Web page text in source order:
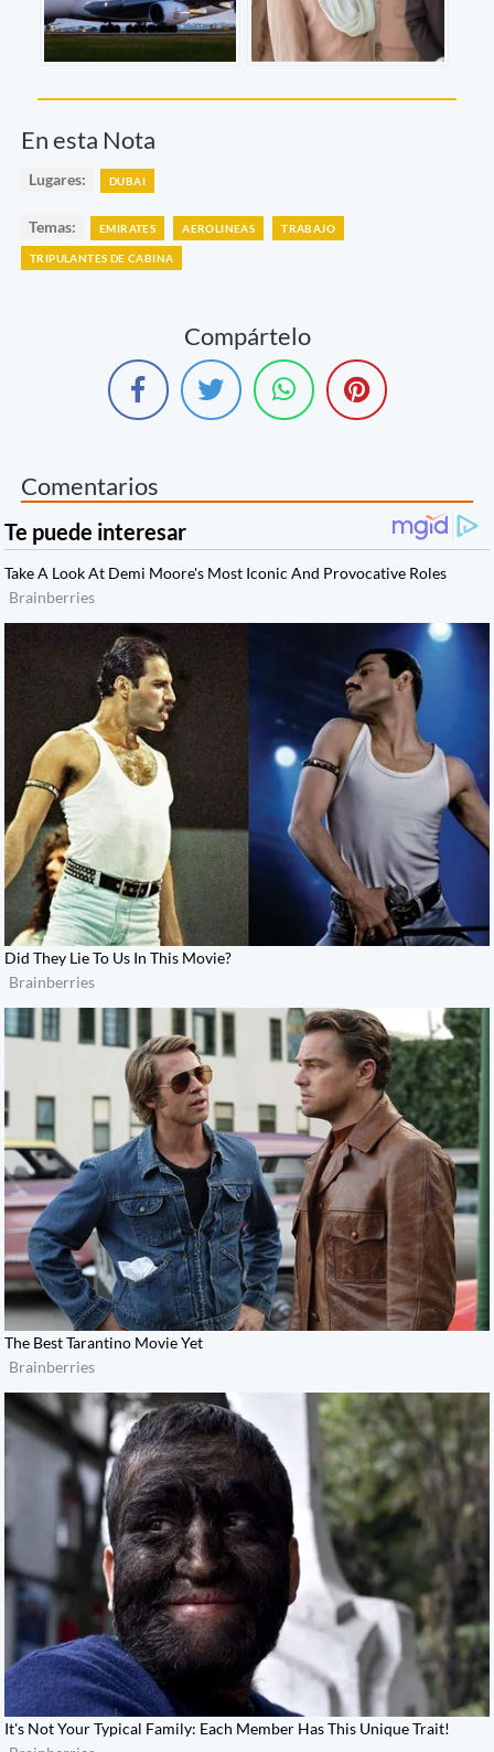
En esta Nota
Lugares: DUBAI
Temas: EMIRATES AEROLINEAS TRABAJO
TRIPULANTES DE CABINA
Compártelo
Comentarios